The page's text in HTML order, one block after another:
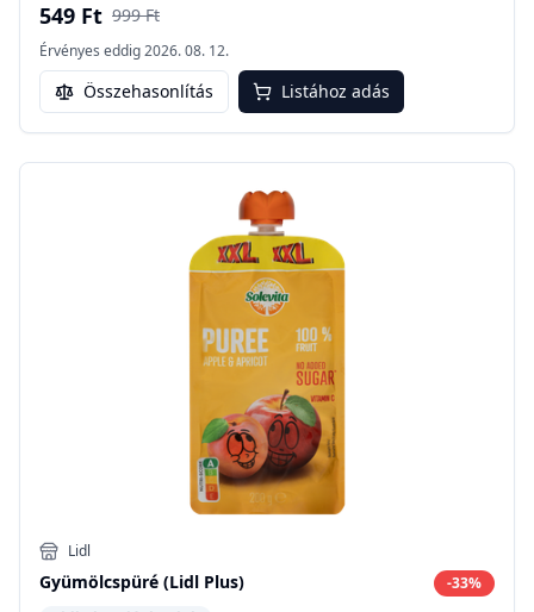
549 Ft 999 Ft
Érvényes eddig2026. 08. 12.
Összehasonlítás Listához adás
Lidl
Gyümölcspüré (Lidl Plus) -33%